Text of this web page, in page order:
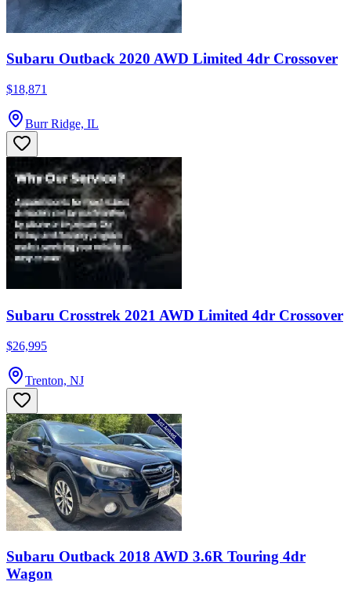
Subaru Outback 2020 AWD Limited 4dr Crossover
$18,871
Burr Ridge, IL
Subaru Crosstrek 2021 AWD Limited 4dr Crossover
$26,995
Trenton, NJ
Subaru Outback 2018 AWD 3.6R Touring 4dr
Wagon